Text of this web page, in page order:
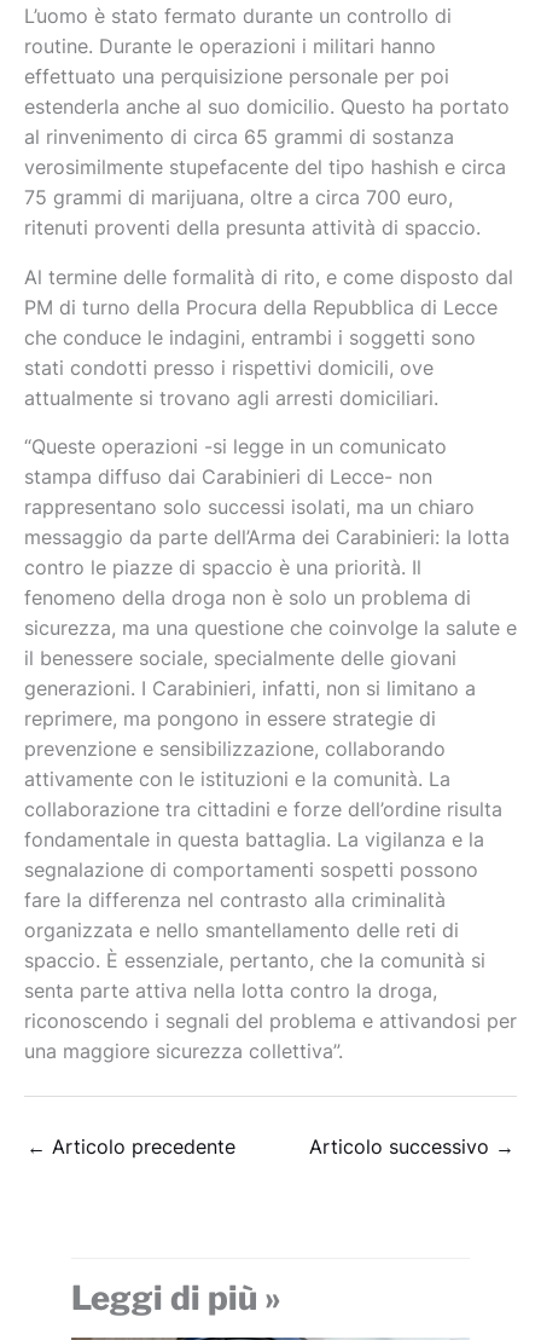
L’uomo è stato fermato durante un controllo di
routine. Durante le operazioni i militari hanno
effettuato una perquisizione personale per poi
estenderla anche al suo domicilio. Questo ha portato
al rinvenimento di circa 65 grammi di sostanza
verosimilmente stupefacente del tipo hashish e circa
75 grammi di marijuana, oltre a circa 700 euro,
ritenuti proventi della presunta attività di spaccio.
Al termine delle formalità di rito, e come disposto dal
PM di turno della Procura della Repubblica di Lecce
che conduce le indagini, entrambi i soggetti sono
stati condotti presso i rispettivi domicili, ove
attualmente si trovano agli arresti domiciliari.
“Queste operazioni -si legge in un comunicato
stampa diffuso dai Carabinieri di Lecce- non
rappresentano solo successi isolati, ma un chiaro
messaggio da parte dell’Arma dei Carabinieri: la lotta
contro le piazze di spaccio è una priorità. Il
fenomeno della droga non è solo un problema di
sicurezza, ma una questione che coinvolge la salute e
il benessere sociale, specialmente delle giovani
generazioni. I Carabinieri, infatti, non si limitano a
reprimere, ma pongono in essere strategie di
prevenzione e sensibilizzazione, collaborando
attivamente con le istituzioni e la comunità. La
collaborazione tra cittadini e forze dell’ordine risulta
fondamentale in questa battaglia. La vigilanza e la
segnalazione di comportamenti sospetti possono
fare la differenza nel contrasto alla criminalità
organizzata e nello smantellamento delle reti di
spaccio. È essenziale, pertanto, che la comunità si
senta parte attiva nella lotta contro la droga,
riconoscendo i segnali del problema e attivandosi per
una maggiore sicurezza collettiva”.
← Articolo precedente Articolo successivo →
Leggi di più »